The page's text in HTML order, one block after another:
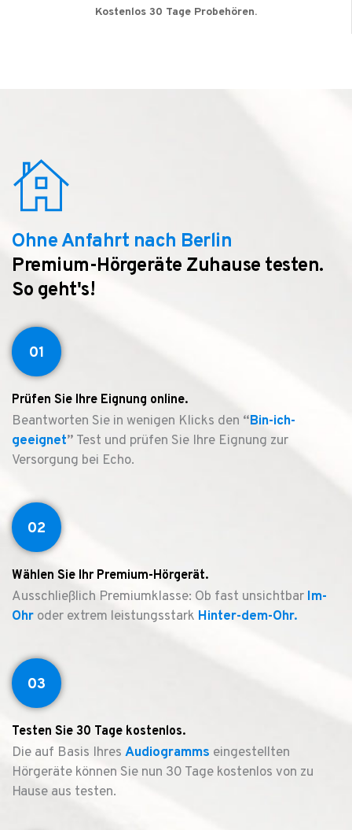
Kostenlos 30 Tage Probehören.
Ohne Anfahrt nach Berlin
Premium-Hörgeräte Zuhause testen.
So geht's!
01
Prüfen Sie Ihre Eignung online.
Beantworten Sie in wenigen Klicks den “Bin-ich-
geeignet” Test und prüfen Sie Ihre Eignung zur
Versorgung bei Echo.
02
Wählen Sie Ihr Premium-Hörgerät.
Ausschließlich Premiumklasse: Ob fast unsichtbar Im-
Ohr oder extrem leistungsstark Hinter-dem-Ohr.
03
Testen Sie 30 Tage kostenlos.
Die auf Basis Ihres Audiogramms eingestellten
Hörgeräte können Sie nun 30 Tage kostenlos von zu
Hause aus testen.